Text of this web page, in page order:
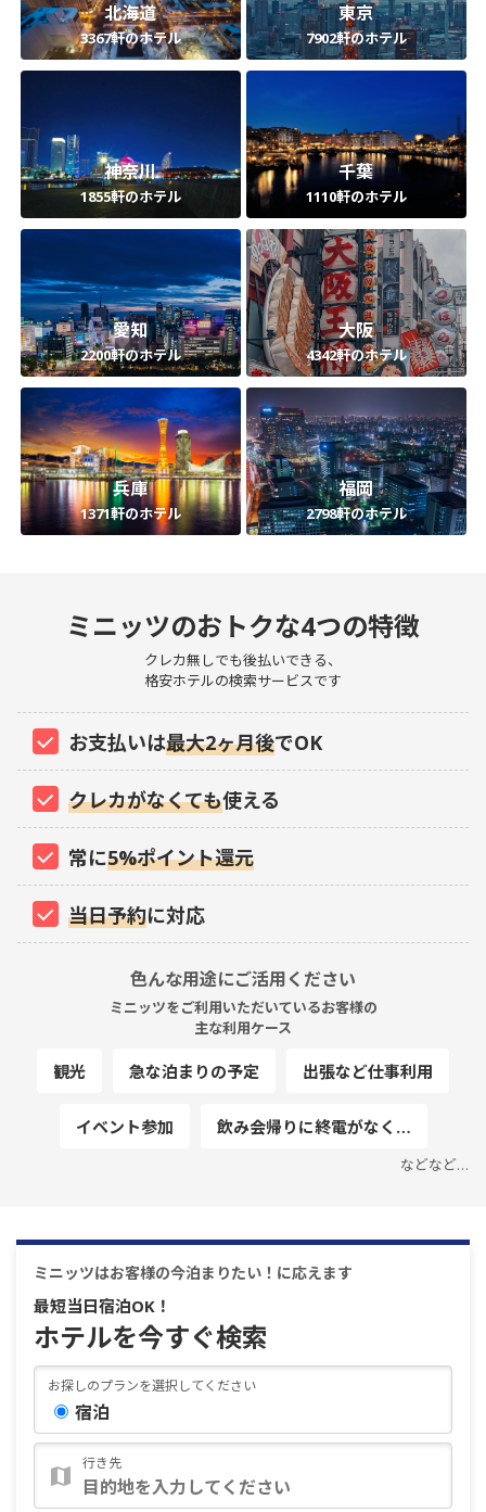
北海道
3367軒のホテル
東京
7902軒のホテル
神奈川
1855軒のホテル
千葉
1110軒のホテル
愛知
2200軒のホテル
大阪
4342軒のホテル
兵庫
1371軒のホテル
福岡
2798軒のホテル
ミニッツのおトクな4つの特徴
クレカ無しでも後払いできる、
格安ホテルの検索サービスです
お支払いは最大2ヶ月後でOK
クレカがなくても使える
常に5%ポイント還元
当日予約に対応
色んな用途にご活用ください
ミニッツをご利用いただいているお客様の
主な利用ケース
観光 急な泊まりの予定 出張など仕事利用
イベント参加 飲み会帰りに終電がなく…
などなど…
ミニッツはお客様の今泊まりたい！に応えます
最短当日宿泊OK！
ホテルを今すぐ検索
お探しのプランを選択してください
宿泊
行き先